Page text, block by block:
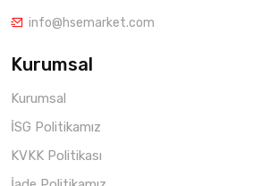
info@hsemarket.com
Kurumsal
Kurumsal
İSG Politikamız
KVKK Politikası